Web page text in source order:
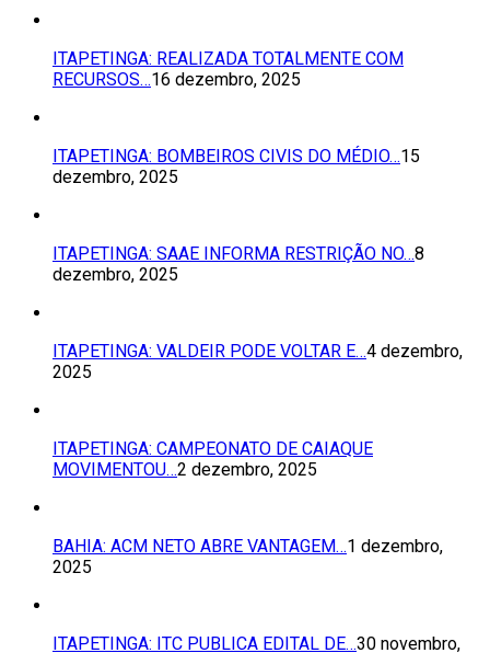
ITAPETINGA: REALIZADA TOTALMENTE COM
RECURSOS…16 dezembro, 2025
ITAPETINGA: BOMBEIROS CIVIS DO MÉDIO…15
dezembro, 2025
ITAPETINGA: SAAE INFORMA RESTRIÇÃO NO…8
dezembro, 2025
ITAPETINGA: VALDEIR PODE VOLTAR E…4 dezembro,
2025
ITAPETINGA: CAMPEONATO DE CAIAQUE
MOVIMENTOU…2 dezembro, 2025
BAHIA: ACM NETO ABRE VANTAGEM…1 dezembro,
2025
ITAPETINGA: ITC PUBLICA EDITAL DE…30 novembro,